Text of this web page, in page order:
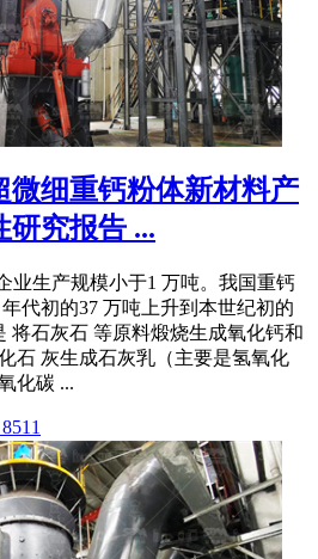
微细重钙粉体新材料产
研究报告 ...
业生产规模小于1 万吨。我国重钙
代初的37 万吨上升到本世纪初的
将石灰石 等原料煅烧生成氧化钙和
石 灰生成石灰乳（主要是氢氧化
化碳 ...